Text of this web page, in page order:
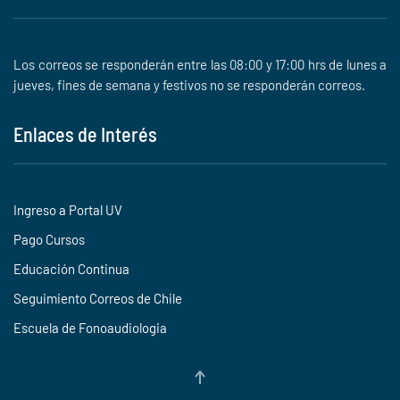
Los correos se responderán entre las 08:00 y 17:00 hrs de lunes a
jueves, fines de semana y festivos no se responderán correos.
Enlaces de Interés
Ingreso a Portal UV
Pago Cursos
Educación Continua
Seguimiento Correos de Chile
Escuela de Fonoaudiologia